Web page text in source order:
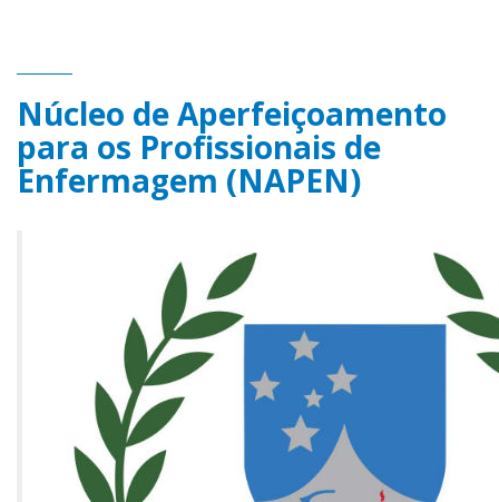
Núcleo de Aperfeiçoamento
para os Profissionais de
Enfermagem (NAPEN)